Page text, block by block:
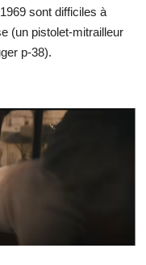
sont difficiles à
(un pistolet-mitrailleur
p-38).